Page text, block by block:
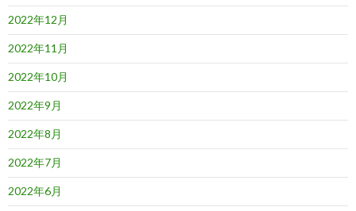
2022年12月
2022年11月
2022年10月
2022年9月
2022年8月
2022年7月
2022年6月